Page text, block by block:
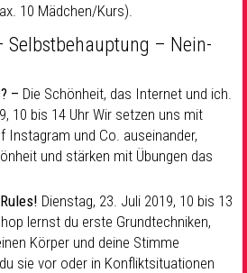
10 Mädchen/Kurs).
Selbstbehauptung – Nein-
– Die Schönheit, das Internet und ich.
10 bis 14 Uhr Wir setzen uns mit
Instagram und Co. auseinander,
und stärken mit Übungen das
Dienstag, 23. Juli 2019, 10 bis 13
lernst du erste Grundtechniken,
Körper und deine Stimme
sie vor oder in Konfliktsituationen